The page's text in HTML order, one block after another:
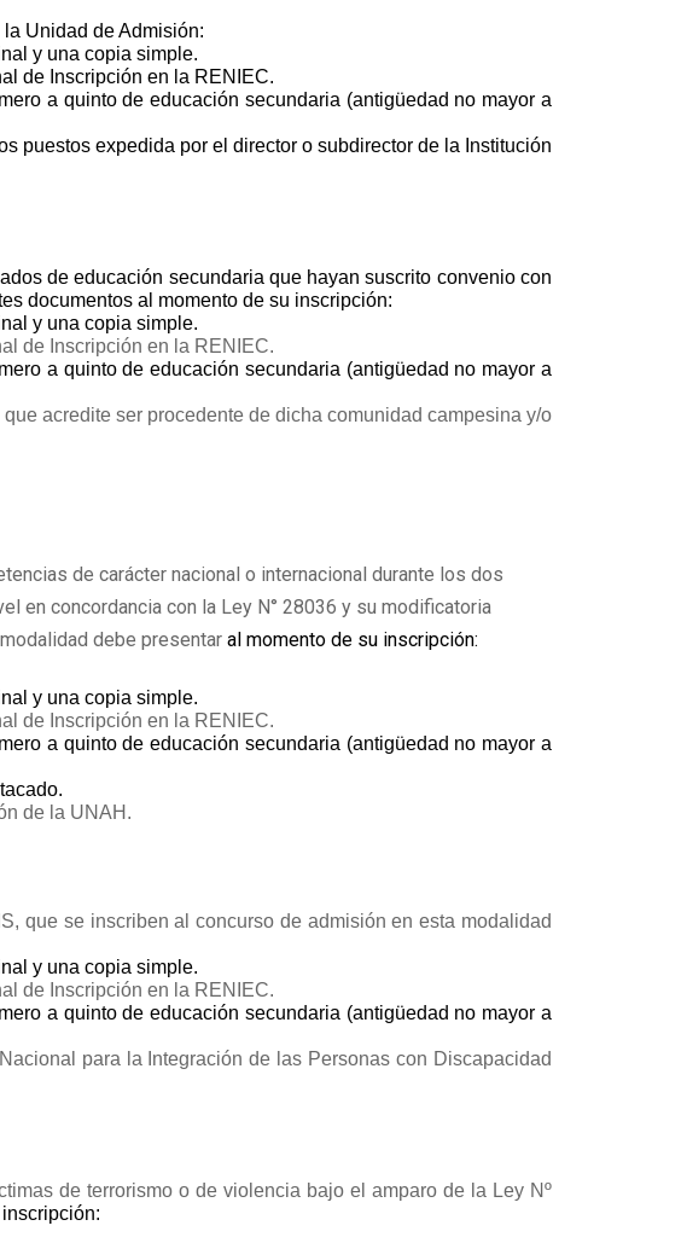
Unidad de Admisión:
y una copia simple.
de Inscripción en la RENIEC.
a quinto de educación secundaria (antigüedad no mayor a
puestos expedida por el director o subdirector de la Institución
de educación secundaria que hayan suscrito convenio con
documentos al momento de su inscripción:
y una copia simple.
de Inscripción en la RENIEC.
a quinto de educación secundaria (antigüedad no mayor a
acredite ser procedente de dicha comunidad campesina y/o
de carácter nacional o internacional durante los dos
concordancia con la Ley N° 28036 y su modificatoria
debe presentar al momento de su inscripción:
y una copia simple.
de Inscripción en la RENIEC.
a quinto de educación secundaria (antigüedad no mayor a
de la UNAH.
que se inscriben al concurso de admisión en esta modalidad
y una copia simple.
de Inscripción en la RENIEC.
a quinto de educación secundaria (antigüedad no mayor a
para la Integración de las Personas con Discapacidad
de terrorismo o de violencia bajo el amparo de la Ley Nº